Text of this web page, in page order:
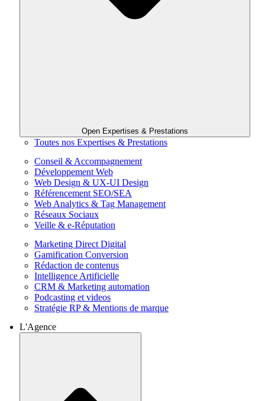
Open Expertises & Prestations
Toutes nos Expertises & Prestations
Conseil & Accompagnement
Développement Web
Web Design & UX-UI Design
Référencement SEO/SEA
Web Analytics & Tag Management
Réseaux Sociaux
Veille & e-Réputation
Marketing Direct Digital
Gamification Conversion
Rédaction de contenus
Intelligence Artificielle
CRM & Marketing automation
Podcasting et videos
Stratégie RP & Mentions de marque
L'Agence